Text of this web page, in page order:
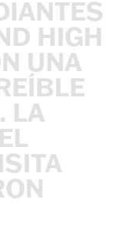
HIGH
UNA
LA